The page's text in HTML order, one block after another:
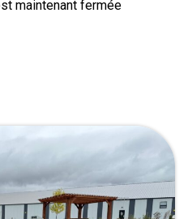
maintenant fermée